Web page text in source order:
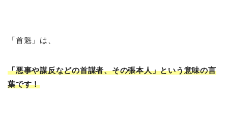
「首魁」は、
「悪事や謀反などの首謀者、その張本人」という意味の言
葉です！